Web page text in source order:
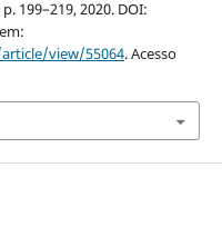
199–219, 2020. DOI:
view/55064. Acesso